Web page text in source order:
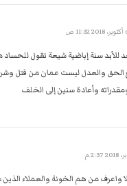
للأبد سنة إباضية شيعة تقول
الحق والعدل ليست عمان من قتل
وأعادة سنين إلى الخلف
واعرف من هم الخونة والعملاء